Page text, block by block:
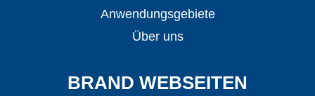
Anwendungsgebiete
Über uns
BRAND WEBSEITEN